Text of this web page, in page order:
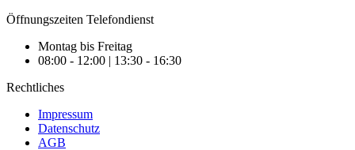
Öffnungszeiten Telefondienst
Montag bis Freitag
08:00 - 12:00 | 13:30 - 16:30
Rechtliches
Impressum
Datenschutz
AGB